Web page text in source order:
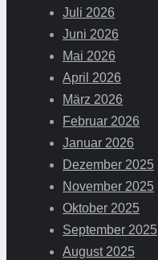
Juli 2026
Juni 2026
Mai 2026
April 2026
März 2026
Februar 2026
Januar 2026
Dezember 2025
November 2025
Oktober 2025
September 2025
August 2025